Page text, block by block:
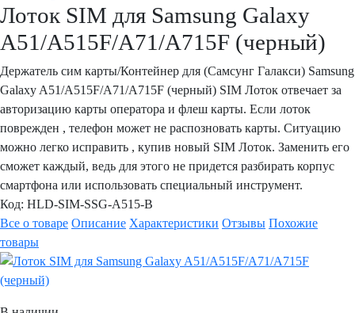
Лоток SIM для Samsung Galaxy
A51/A515F/A71/A715F (черный)
Держатель сим карты/Контейнер для (Самсунг Галакси) Samsung
Galaxy A51/A515F/A71/A715F (черный) SIM Лоток отвечает за
авторизацию карты оператора и флеш карты. Если лоток
поврежден , телефон может не распозновать карты. Ситуацию
можно легко исправить , купив новый SIM Лоток. Заменить его
сможет каждый, ведь для этого не придется разбирать корпус
смартфона или использовать специальный инструмент.
Код: HLD-SIM-SSG-A515-B
Все о товаре Описание Характеристики Отзывы Похожие
товары